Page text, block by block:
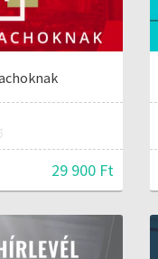
29 900 Ft